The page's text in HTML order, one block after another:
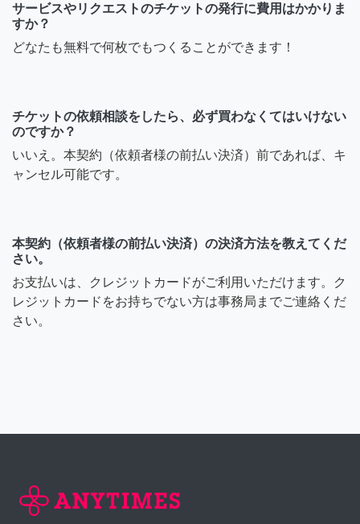
サービスやリクエストのチケットの発行に費用はかかりま
すか？
どなたも無料で何枚でもつくることができます！
チケットの依頼相談をしたら、必ず買わなくてはいけない
のですか？
いいえ。本契約（依頼者様の前払い決済）前であれば、キ
ャンセル可能です。
本契約（依頼者様の前払い決済）の決済方法を教えてくだ
さい。
お支払いは、クレジットカードがご利用いただけます。ク
レジットカードをお持ちでない方は事務局までご連絡くだ
さい。